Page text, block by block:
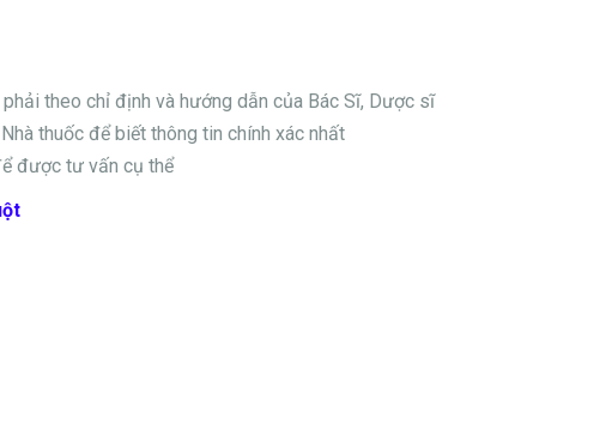
theo chỉ định và hướng dẫn của Bác Sĩ, Dược sĩ
thuốc để biết thông tin chính xác nhất
được tư vấn cụ thể